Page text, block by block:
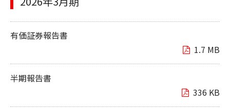
有価証券報告書
1.7 MB
半期報告書
336 KB